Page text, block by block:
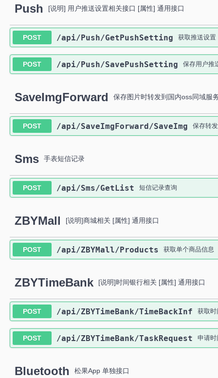
Push [说明] 用户推送设置相关接口 [属性] 通用接口
POST ​/api​/Push​/GetPushSetting 获取推送设置
POST ​/api​/Push​/SavePushSetting 保存用户推
SaveImgForward 保存图片时转发到国内oss同域服
POST ​/api​/SaveImgForward​/SaveImg 保存转
Sms 手表短信记录
POST ​/api​/Sms​/GetList 短信记录查询
ZBYMall [说明]商城相关 [属性] 通用接口
POST ​/api​/ZBYMall​/Products 获取单个商品信息
ZBYTimeBank [说明]时间银行相关 [属性] 通用接口
POST ​/api​/ZBYTimeBank​/TimeBackInf 获取时
POST ​/api​/ZBYTimeBank​/TaskRequest 申请时
Bluetooth 松果App 单独接口